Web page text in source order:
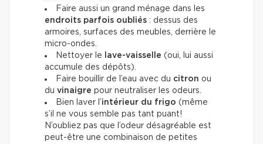
Faire aussi un grand ménage dans les
endroits parfois oubliés : dessus des
armoires, surfaces des meubles, derrière le
micro-ondes.
Nettoyer le
lave-vaisselle (oui, lui aussi
accumule des dépôts).
Faire bouillir de l’eau avec du citron ou
du vinaigre pour neutraliser les odeurs.
Bien laver l’intérieur du frigo (même
s’il ne vous semble pas tant puant!
N’oubliez pas que l’odeur désagréable est
peut-être une combinaison de petites